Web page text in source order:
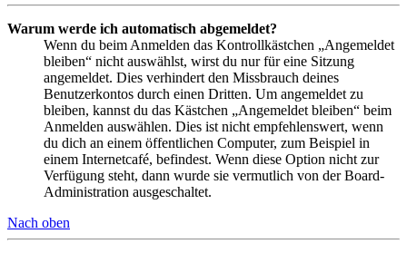
Warum werde ich automatisch abgemeldet?
Wenn du beim Anmelden das Kontrollkästchen „Angemeldet
bleiben“ nicht auswählst, wirst du nur für eine Sitzung
angemeldet. Dies verhindert den Missbrauch deines
Benutzerkontos durch einen Dritten. Um angemeldet zu
bleiben, kannst du das Kästchen „Angemeldet bleiben“ beim
Anmelden auswählen. Dies ist nicht empfehlenswert, wenn
du dich an einem öffentlichen Computer, zum Beispiel in
einem Internetcafé, befindest. Wenn diese Option nicht zur
Verfügung steht, dann wurde sie vermutlich von der Board-
Administration ausgeschaltet.
Nach oben